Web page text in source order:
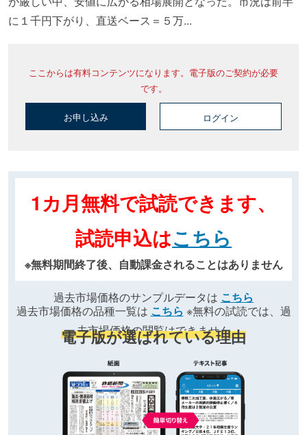
に１千円下がり、直送ベース＝５万...
ここからは有料コンテンツになります。電子版のご契約が必要
です。
お申し込み ログイン
1カ月無料で試読できます、
試読申込はこちら
※無料期間終了後、自動課金されることはありません
過去市場価格のサンプルデータは こちら
過去市場価格の品種一覧は こちら ※無料の試読では、過
去市場価格の閲覧はできません
電子版が選ばれている理由